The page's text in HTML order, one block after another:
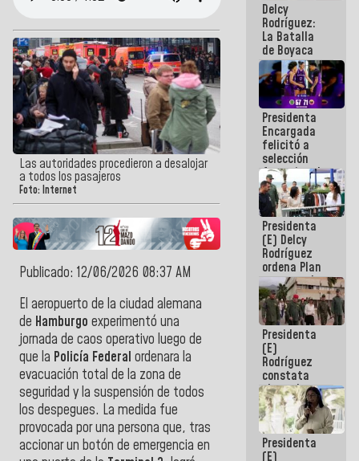
Las autoridades procedieron a desalojar
a todos los pasajeros
Foto: Internet
Publicado: 12/06/2026 08:37 AM
El aeropuerto de la ciudad alemana
de Hamburgo experimentó una
jornada de caos operativo luego de
que la Policía Federal ordenara la
evacuación total de la zona de
seguridad y la suspensión de todos
los despegues. La medida fue
provocada por una persona que, tras
accionar un botón de emergencia en
Delcy
Rodríguez:
La Batalla
de Boyaca
representa
un capítulo
decisivo en
la gesta
emancipadora
de nuestra
América
Presidenta
Encargada
felicitó a
selección
femenina de
baloncesto
por su
clasificación
a la
AmeriCup
2027
Presidenta
(E) Delcy
Rodríguez
ordena Plan
maestro de
desarrollo
logístico y
turístico
para La
Guaira
Presidenta
(E)
Rodríguez
constata
obras de
rehabilitación
de Escuela
Militar de
Mamo en La
Presidenta
(E)